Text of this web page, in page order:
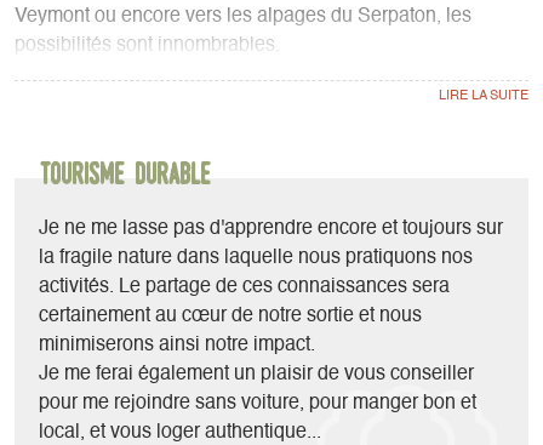
Veymont ou encore vers les alpages du Serpaton, les
possibilités sont innombrables.
Nous apprendrons entre autre à lire le terrain, à analyser le
manteau neigeux, à glisser de manière ludique et à gérer
Je vous prêterai les raquettes à neige ainsi que tout le
adapté et des bâtons si nécessaire.
Nous apprendrons à reconnaître les traces d'animaux à
imaginer leur vie hivernale grâce aux indices trouvé sur le
terrain, nous pourrons construire un igloo, nous initier à la
recherche Détecteur de Victimes en Avalanches ou encore
dormir une ou plusieurs nuits en cabane.
Pour les plus audacieux, la traversée des hauts plateaux du
Vercors au cœur de l'hiver représente une des plus belles
Tourisme durable
Je ne me lasse pas d'apprendre encore et toujours sur
la fragile nature dans laquelle nous pratiquons nos
activités. Le partage de ces connaissances sera
certainement au cœur de notre sortie et nous
minimiserons ainsi notre impact.
Je me ferai également un plaisir de vous conseiller
pour me rejoindre sans voiture, pour manger bon et
local, et vous loger authentique...